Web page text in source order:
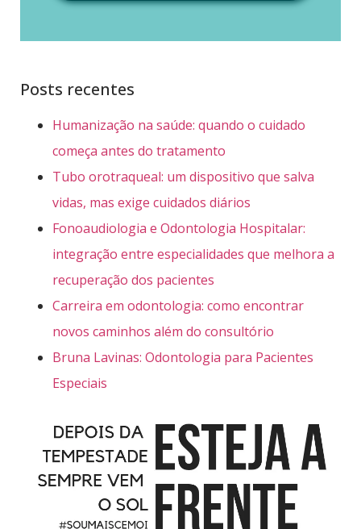
Posts recentes
Humanização na saúde: quando o cuidado
começa antes do tratamento
Tubo orotraqueal: um dispositivo que salva
vidas, mas exige cuidados diários
Fonoaudiologia e Odontologia Hospitalar:
integração entre especialidades que melhora a
recuperação dos pacientes
Carreira em odontologia: como encontrar
novos caminhos além do consultório
Bruna Lavinas: Odontologia para Pacientes
Especiais